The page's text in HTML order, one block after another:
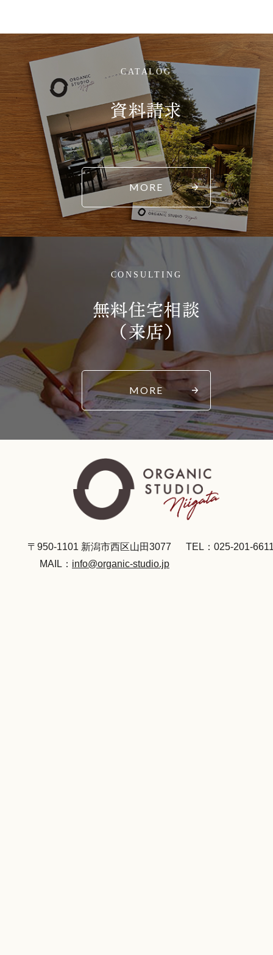
CATALOG
資料請求
MORE
CONSULTING
無料住宅相談
（来店）
MORE
〒950-1101 新潟市西区山田3077
TEL：025-201-
MAIL： info@organic-studio.jp